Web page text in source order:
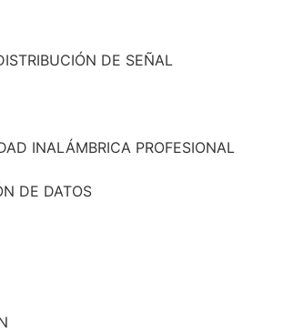
DE SEÑAL
INALÁMBRICA PROFESIONAL
DE DATOS